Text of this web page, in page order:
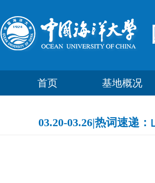
首页 基地概况
03.20-03.26|热词速递